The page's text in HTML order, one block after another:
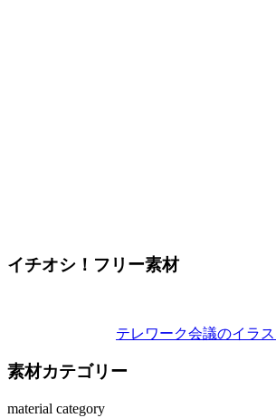
イチオシ！フリー素材
テレワーク会議のイラス
素材カテゴリー
material category